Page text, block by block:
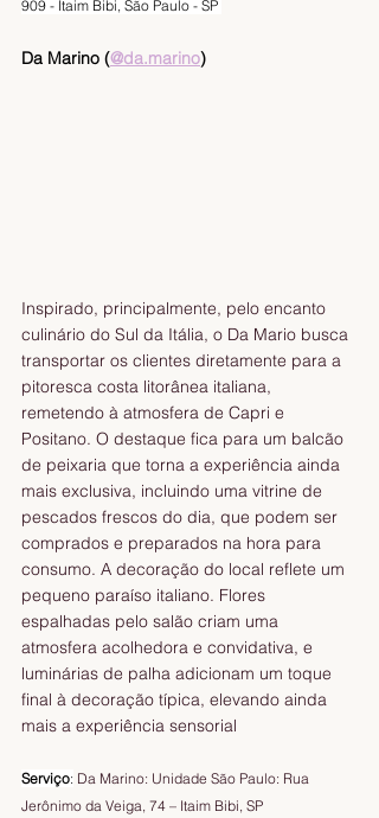
909 - Itaim Bibi, São Paulo - SP
Da Marino (@da.marino)
Inspirado, principalmente, pelo encanto
culinário do Sul da Itália, o Da Mario busca
transportar os clientes diretamente para a
pitoresca costa litorânea italiana,
remetendo à atmosfera de Capri e
Positano. O destaque fica para um balcão
de peixaria que torna a experiência ainda
mais exclusiva, incluindo uma vitrine de
pescados frescos do dia, que podem ser
comprados e preparados na hora para
consumo. A decoração do local reflete um
pequeno paraíso italiano. Flores
espalhadas pelo salão criam uma
atmosfera acolhedora e convidativa, e
luminárias de palha adicionam um toque
final à decoração típica, elevando ainda
mais a experiência sensorial
Serviço: Da Marino: Unidade São Paulo: Rua
Jerônimo da Veiga, 74 – Itaim Bibi, SP